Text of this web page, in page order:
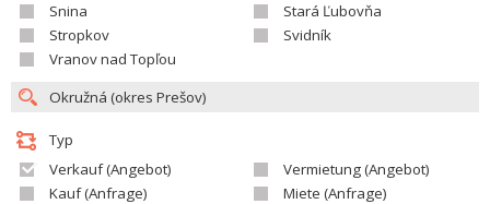
Snina
Stará Ľubovňa
Stropkov
Svidník
Vranov nad Topľou
Typ
Verkauf (Angebot)
Vermietung (Angebot)
Kauf (Anfrage)
Miete (Anfrage)